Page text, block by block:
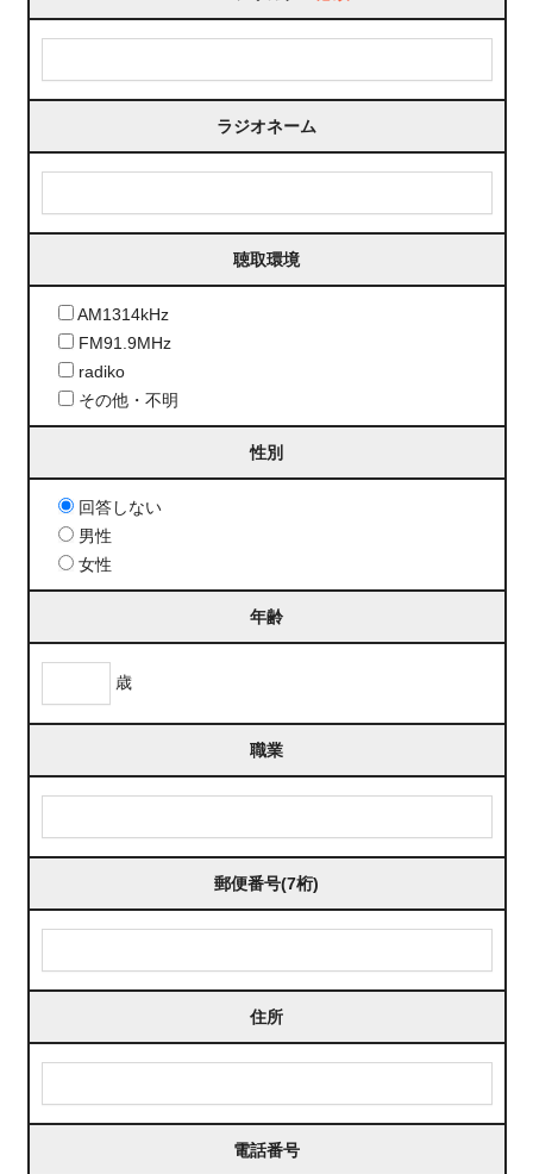
ラジオネーム
聴取環境
AM1314kHz
FM91.9MHz
radiko
その他・不明
性別
回答しない
男性
女性
年齢
歳
職業
郵便番号(7桁)
住所
電話番号